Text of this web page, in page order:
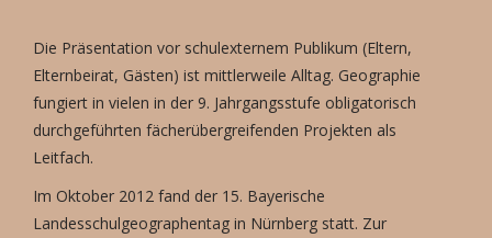
Die Präsentation vor schulexternem Publikum (Eltern,
Elternbeirat, Gästen) ist mittlerweile Alltag. Geographie
fungiert in vielen in der 9. Jahrgangsstufe obligatorisch
durchgeführten fächerübergreifenden Projekten als
Leitfach.
Im Oktober 2012 fand der 15. Bayerische
Landesschulgeographentag in Nürnberg statt. Zur